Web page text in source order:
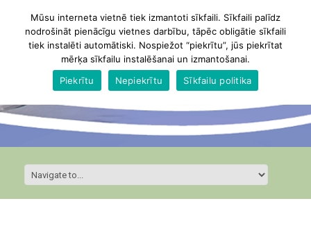
Mūsu interneta vietnē tiek izmantoti sīkfaili. Sīkfaili palīdz
nodrošināt pienācīgu vietnes darbību, tāpēc obligātie sīkfaili
tiek instalēti automātiski. Nospiežot “piekrītu”, jūs piekrītat
mērķa sīkfailu instalēšanai un izmantošanai.
Piekrītu
Nepiekrītu Sīkfailu politika